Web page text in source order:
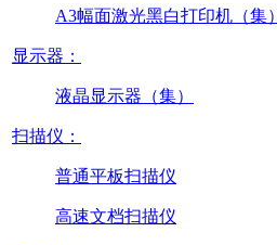
A3幅面激光黑白打印机（集）
显示器：
液晶显示器（集）
扫描仪：
普通平板扫描仪
高速文档扫描仪